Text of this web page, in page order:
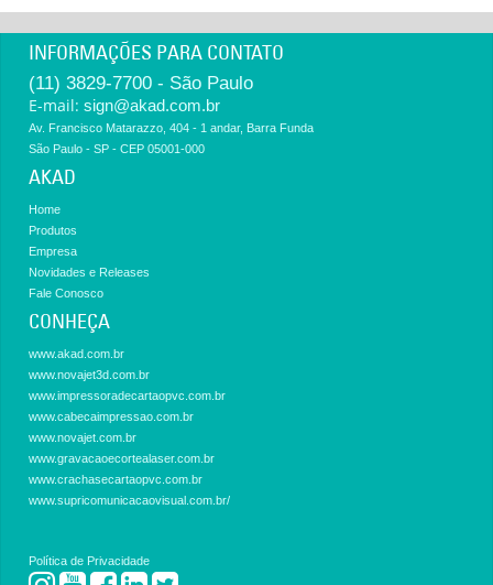
INFORMAÇÕES PARA CONTATO
(11) 3829-7700 - São Paulo
E-mail: sign@akad.com.br
Av. Francisco Matarazzo, 404 - 1 andar, Barra Funda
São Paulo - SP - CEP 05001-000
AKAD
Home
Produtos
Empresa
Novidades e Releases
Fale Conosco
CONHEÇA
www.akad.com.br
www.novajet3d.com.br
www.impressoradecartaopvc.com.br
www.cabecaimpressao.com.br
www.novajet.com.br
www.gravacaoecortealaser.com.br
www.crachasecartaopvc.com.br
www.supricomunicacaovisual.com.br/
Política de Privacidade